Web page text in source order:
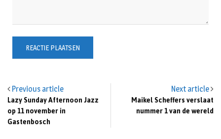
Previous article
Lazy Sunday Afternoon Jazz
op 11 november in
Gastenbosch
Next article
Maikel Scheffers verslaat
nummer 1 van de wereld